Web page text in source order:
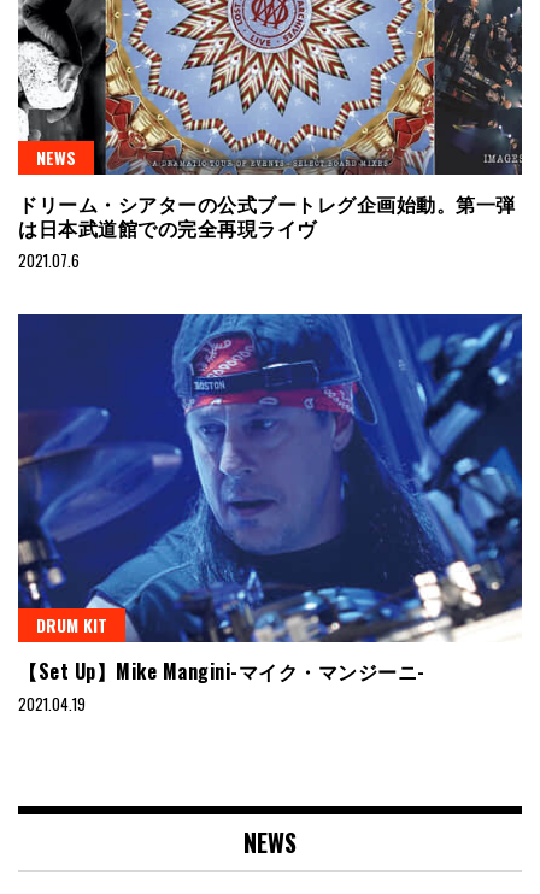
NEWS
ドリーム・シアターの公式ブートレグ企画始動。第一弾
は日本武道館での完全再現ライヴ
2021.07.6
DRUM KIT
【Set Up】Mike Mangini-マイク・マンジーニ-
2021.04.19
NEWS